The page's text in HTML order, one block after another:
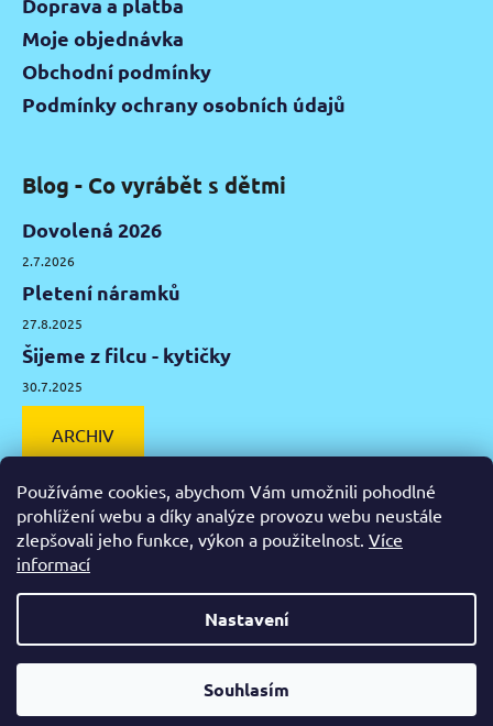
Používáme cookies, abychom Vám umožnili pohodlné
prohlížení webu a díky analýze provozu webu neustále
zlepšovali jeho funkce, výkon a použitelnost. Více
informací
Nastavení
Souhlasím
Od čtvrtka 6.8. do úterý 11.8. máme mimořádně zavřeno.
Doprava a platba
Moje objednávka
Obchodní podmínky
Podmínky ochrany osobních údajů
Blog - Co vyrábět s dětmi
Dovolená 2026
2.7.2026
Pletení náramků
27.8.2025
Šijeme z filcu - kytičky
30.7.2025
ARCHIV
Facebook
Vytvořil Shoptet
Zažeň nudu. Všechna práva vyhrazena.
Upravit nastavení cookies